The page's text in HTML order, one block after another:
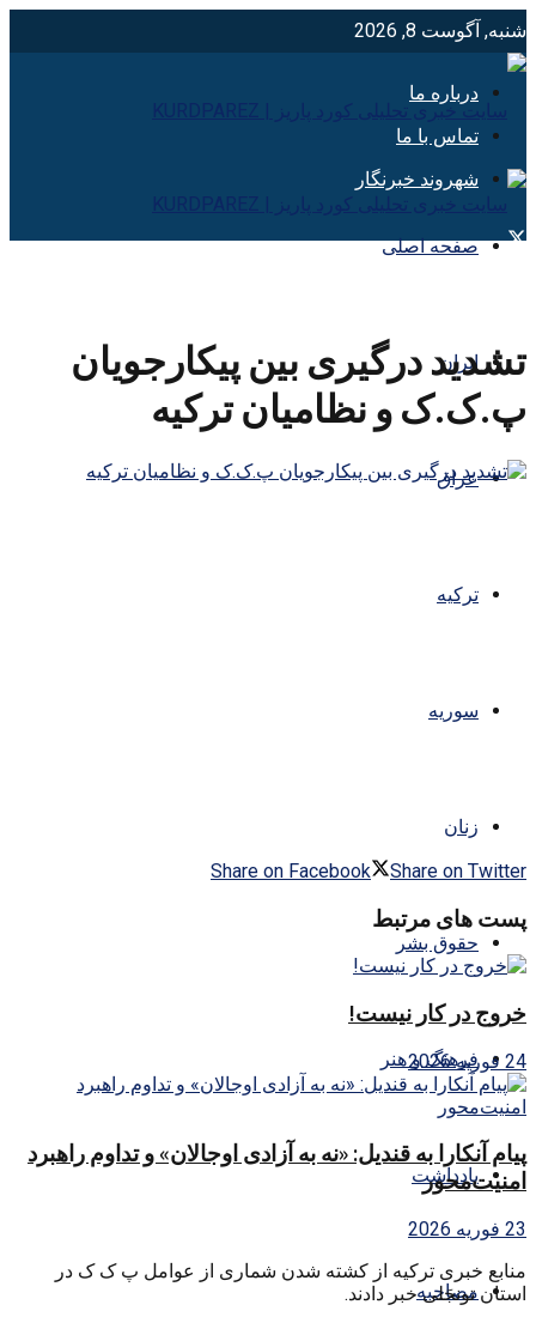
شنبه, آگوست 8, 2026
درباره ما
تماس با ما
شهروند خبرنگار
صفحه اصلی
ایران
عراق
ترکیه
سوریه
زنان
حقوق بشر
فرهنگ و هنر
یادداشت
مصاحبه
تشدید درگیری بین پیکارجویان
پ.ک.ک و نظامیان ترکیه
Share on Facebook Share on Twitter
پست های مرتبط
خروج در کار نیست!
24 فوریه 2026
پیام آنکارا به قندیل: «نه به آزادی اوجالان» و تداوم راهبرد
امنیت‌محور
23 فوریه 2026
منابع خبری ترکیه از کشته شدن شماری از عوامل پ ک ک در
استان تونجَلی خبر دادند.